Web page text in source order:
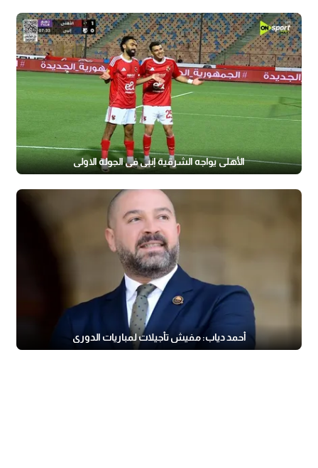
الأهلي يواجه الشرقية إنبي في الجولة الاولى
أحمد دياب: مفيش تأجيلات لمباريات الدوري